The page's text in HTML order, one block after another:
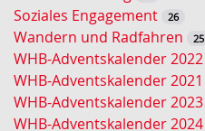
c
h
e
Soziales Engagement 26
Wandern und Radfahren 25
WHB-Adventskalender 2022
WHB-Adventskalender 2021
WHB-Adventskalender 2023
WHB-Adventskalender 2024